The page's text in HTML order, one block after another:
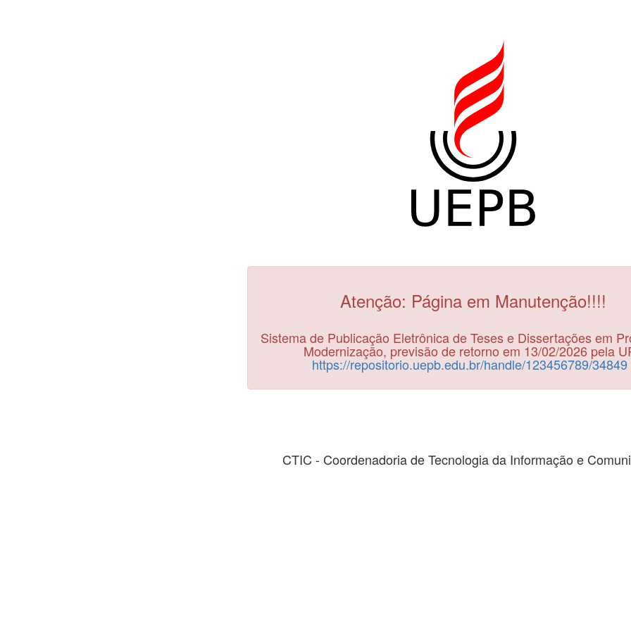
Atenção: Página em Manutenção!!!!
Sistema de Publicação Eletrônica de Teses e Dissertações em
Modernização, previsão de retorno em 13/02/2026 pela
https://repositorio.uepb.edu.br/handle/123456789/34849
CTIC - Coordenadoria de Tecnologia da Informação e